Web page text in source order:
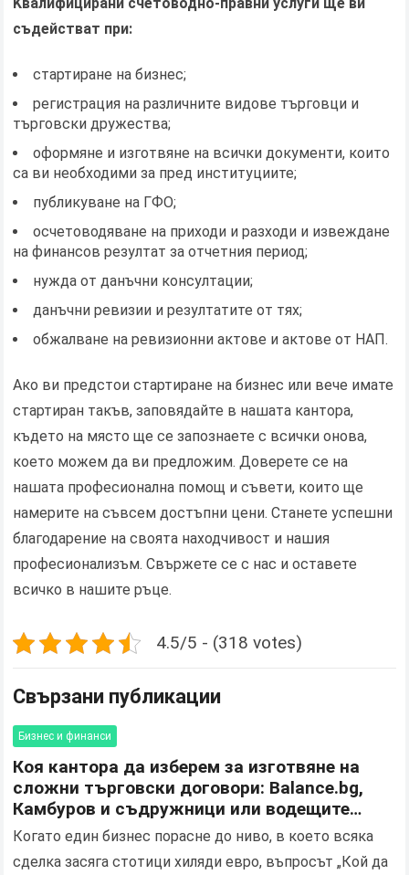
съдействат при:
стартиране на бизнес;
регистрация на различните видове търговци и
търговски дружества;
оформяне и изготвяне на всички документи, които
са ви необходими за пред институциите;
публикуване на ГФО;
осчетоводяване на приходи и разходи и извеждане
на финансов резултат за отчетния период;
нужда от данъчни консултации;
данъчни ревизии и резултатите от тях;
обжалване на ревизионни актове и актове от НАП.
Ако ви предстои стартиране на бизнес или вече имате
стартиран такъв, заповядайте в нашата кантора,
където на място ще се запознаете с всички онова,
което можем да ви предложим. Доверете се на
нашата професионална помощ и съвети, които ще
намерите на съвсем достъпни цени. Станете успешни
благодарение на своята находчивост и нашия
професионализъм. Свържете се с нас и оставете
всичко в нашите ръце.
4.5/5 - (318 votes)
Свързани публикации
Бизнес и финанси
Коя кантора да изберем за изготвяне на
сложни търговски договори: Balance.bg,
Камбуров и съдружници или водещите
корпоративни кантори в България?
Когато един бизнес порасне до ниво, в което всяка
сделка засяга стотици хиляди евро, въпросът „Кой да